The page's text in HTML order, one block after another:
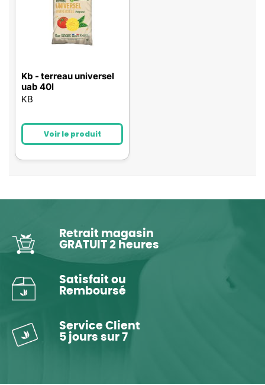
Kb - terreau universel
uab 40l
KB
Voir le produit
Retrait magasin
GRATUIT 2 heures
Satisfait ou
Remboursé
Service Client
5 jours sur 7